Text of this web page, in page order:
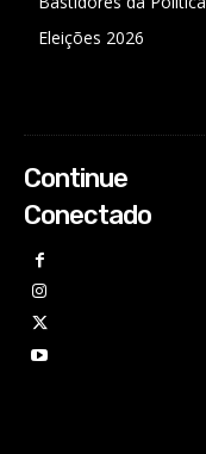
Eleições 2026
Continue
Conectado